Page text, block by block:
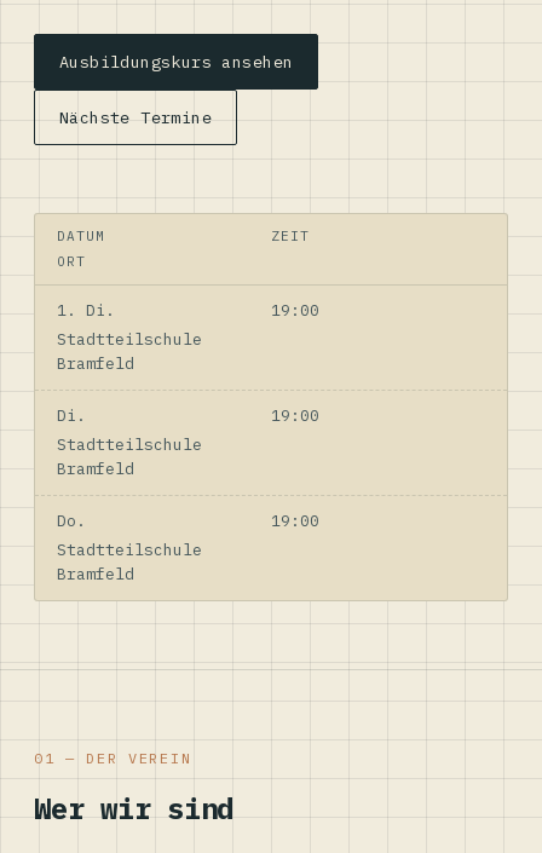
Ausbildungskurs ansehen
Nächste Termine
DATUM
ZEIT
ORT
1. Di.
19:00
Stadtteilschule
Bramfeld
Di.
19:00
Stadtteilschule
Bramfeld
Do.
19:00
Stadtteilschule
Bramfeld
01 — DER VEREIN
Wer wir sind